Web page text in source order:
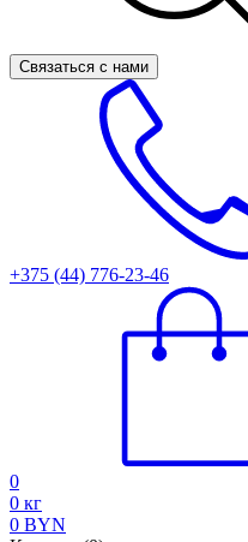
Связаться с нами
+375 (44) 776-23-46
0
0 кг
0 BYN